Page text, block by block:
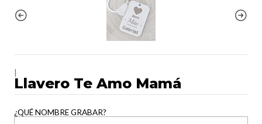
Llavero Te Amo Mamá
¿QUÉ NOMBRE GRABAR?